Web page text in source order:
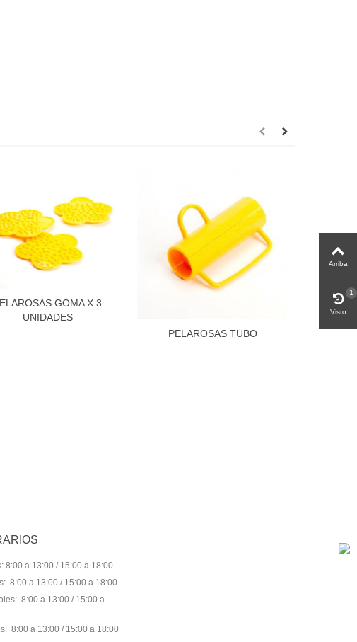
GOMA X 3
UNIDADES
PELAROSAS TUBO
8:00 a 13:00 / 15:00 a 18:00
8:00 a 13:00 / 15:00 a 18:00
8:00 a 13:00 / 15:00 a
8:00 a 13:00 / 15:00 a 18:00
Arriba
Visto
1